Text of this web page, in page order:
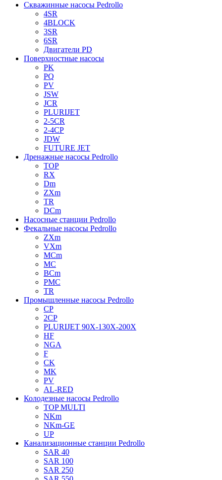
Скважинные насосы Pedrollo
4SR
4BLOCK
3SR
6SR
Двигатели PD
Поверхностные насосы
PK
PQ
PV
JSW
JCR
PLURIJET
2-5CR
2-4CP
JDW
FUTURE JET
Дренажные насосы Pedrollo
TOP
RX
Dm
ZXm
TR
DCm
Насосные станции Pedrollo
Фекальные насосы Pedrollo
ZXm
VXm
MCm
MC
BCm
PMC
TR
Промышленные насосы Pedrollo
CP
2CP
PLURIJET 90X-130X-200X
HF
NGA
F
CK
MK
PV
AL-RED
Колодезные насосы Pedrollo
TOP MULTI
NKm
NKm-GE
UP
Канализационные станции Pedrollo
SAR 40
SAR 100
SAR 250